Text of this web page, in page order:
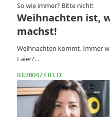
So wie immer? Bitte nicht!
Weihnachten ist,
machst!
Weihnachten kommt. Immer
Laier?…
ID:28047 FIELD: